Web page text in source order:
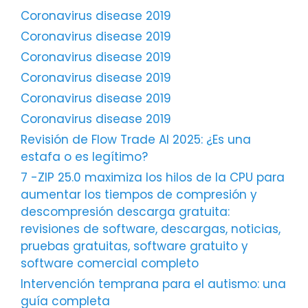
Coronavirus disease 2019
Coronavirus disease 2019
Coronavirus disease 2019
Coronavirus disease 2019
Coronavirus disease 2019
Coronavirus disease 2019
Revisión de Flow Trade AI 2025: ¿Es una
estafa o es legítimo?
7 -ZIP 25.0 maximiza los hilos de la CPU para
aumentar los tiempos de compresión y
descompresión descarga gratuita:
revisiones de software, descargas, noticias,
pruebas gratuitas, software gratuito y
software comercial completo
Intervención temprana para el autismo: una
guía completa